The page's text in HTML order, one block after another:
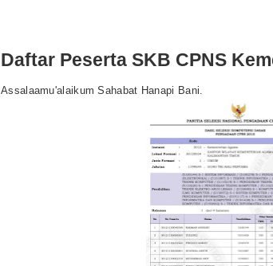
Daftar Peserta SKB CPNS
Assalaamu'alaikum Sahabat Hanapi Bani.